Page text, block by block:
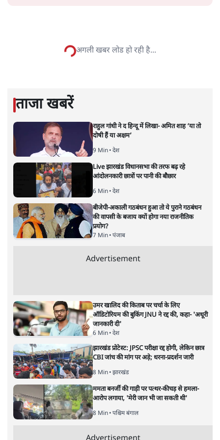
शंभुनाथ शुक्ल की और स्टोरी पढ़ें
उर्दू को लेकर फरेब और नीतीश की छवि
चमकाने की ऐसी कोशिश क्यों?
बिहार| समी अहमद| 29 MAR, 2025
सीएम नीतीश कुमार
समी अहमद